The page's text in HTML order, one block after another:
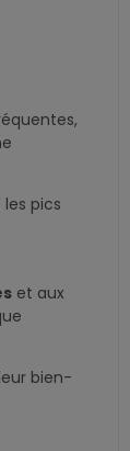
pics
et aux
bien-